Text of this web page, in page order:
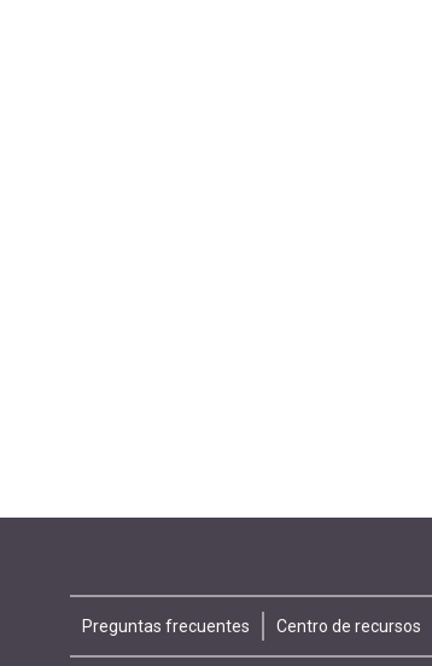
Footer
Preguntas frecuentes Centro de recursos